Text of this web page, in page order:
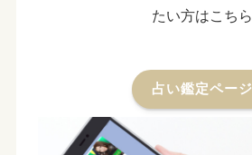
たい方はこちら
占い鑑定ページ